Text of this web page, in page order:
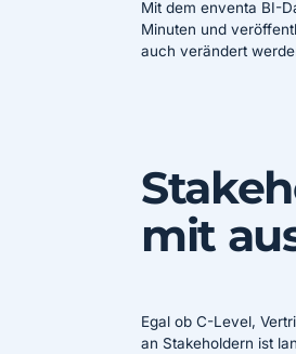
Mit dem enventa BI-
Minuten und
auch verändert
mit
Egal ob C-Level,
an Stakeholdern ist